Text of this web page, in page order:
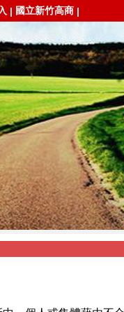
| 國立新竹高商 |